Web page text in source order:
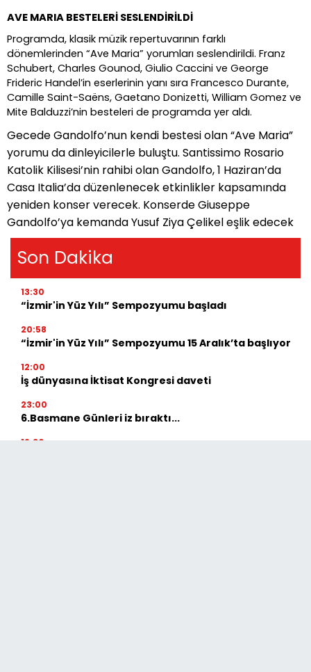
AVE MARIA BESTELERİ SESLENDİRİLDİ
Programda, klasik müzik repertuvarının farklı
dönemlerinden “Ave Maria” yorumları seslendirildi. Franz
Schubert, Charles Gounod, Giulio Caccini ve George
Frideric Handel’in eserlerinin yanı sıra Francesco Durante,
Camille Saint-Saëns, Gaetano Donizetti, William Gomez ve
Mite Balduzzi’nin besteleri de programda yer aldı.
Gecede Gandolfo’nun kendi bestesi olan“Ave Maria”
yorumu da dinleyicilerle buluştu. Santissimo Rosario
Katolik Kilisesi’nin rahibi olan Gandolfo, 1 Haziran’da
Casa Italia’da düzenlenecek etkinlikler kapsamında
yeniden konser verecek. Konserde Giuseppe
Gandolfo’ya kemanda Yusuf Ziya Çelikel eşlik edecek
Son Dakika
13:30
“İzmir'in Yüz Yılı” Sempozyumu başladı
20:58
“İzmir'in Yüz Yılı” Sempozyumu 15 Aralık’ta başlıyor
12:00
İş dünyasına İktisat Kongresi daveti
23:00
6.Basmane Günleri iz bıraktı...
19:30